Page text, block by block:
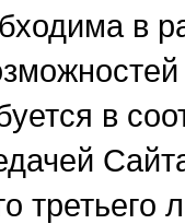
в
в
третьего